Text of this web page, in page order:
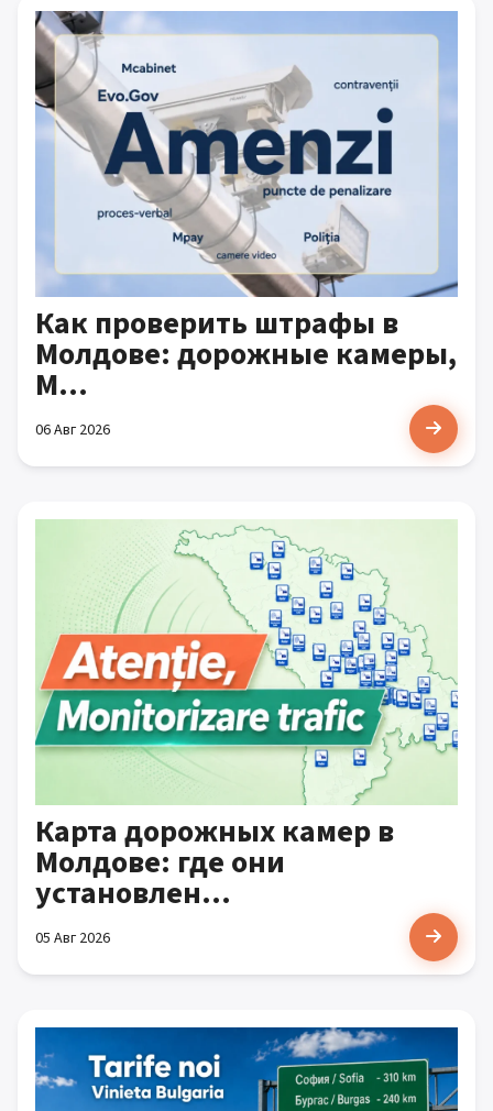
Как проверить штрафы в
Молдове: дорожные камеры,
M...
06 Авг 2026
Карта дорожных камер в
Молдове: где они
установлен...
05 Авг 2026